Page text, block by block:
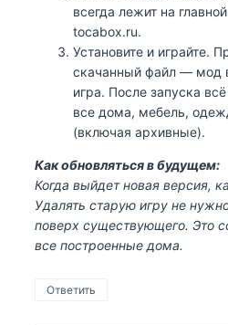
всегда лежит на
tocabox.ru.
Установите и играйте.
скачанный файл — мод
игра. После запуска
все дома, мебель,
(включая архивные).
Как обновляться в будущем:
Когда выйдет новая версия,
Удалять старую игру не
поверх существующего. Это
все построенные дома.
Ответить